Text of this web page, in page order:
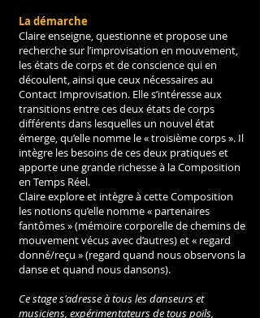
La démarche
Claire enseigne, questionne et propose une
recherche sur l’improvisation en mouvement,
les états de corps et de conscience qui en
découlent, ainsi que ceux nécessaires au
Contact Improvisation. Elle s’intéresse aux
transitions entre ces deux états de corps
différents dans lesquelles un nouvel état
émerge, qu’elle nomme le « troisième corps ». Il
intègre les besoins de ces deux pratiques et
apporte une grande richesse à la Composition
en Temps Réel.
Claire explore et intègre à cette Composition
les notions qu’elle nomme « partenaires
fantômes » (mémoire corporelle de chemins de
mouvement vécus avec d’autres) et « regard
donné/reçu » (regard quand nous observons la
danse et quand nous dansons).
Ce stage s'adresse à tous les danseurs et
musiciens, expérimentateurs de tous poils,